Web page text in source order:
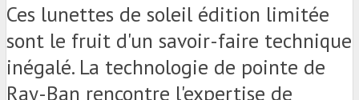
Ces lunettes de soleil édition limitée
sont le fruit d'un savoir-faire technique
inégalé. La technologie de pointe de
Ray-Ban rencontre l'expertise de